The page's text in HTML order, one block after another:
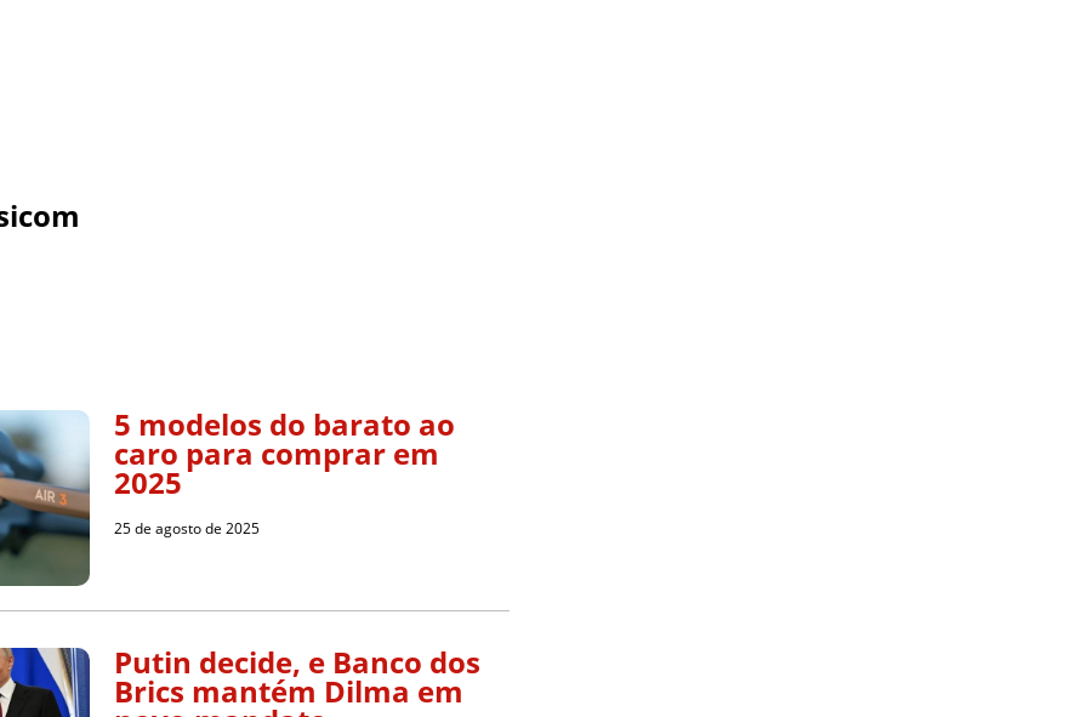
5 modelos do barato ao
caro para comprar em
2025
25 de agosto de 2025
Putin decide, e Banco dos
Brics mantém Dilma em